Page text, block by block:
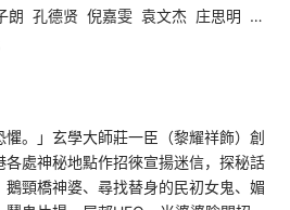
朗 孔德贤 倪嘉雯 袁文杰 庄思明 蔡国
懼。」玄學大師莊一臣（黎耀祥飾）創
各處神秘地點作招徠宣揚迷信，探秘話
鵝頸橋神婆、尋找替身的民初女鬼、媚